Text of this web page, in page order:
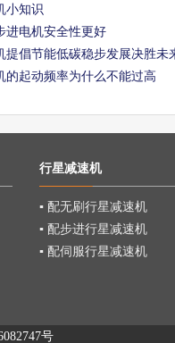
小知识
进电机安全性更好
提倡节能低碳稳步发展决胜未
的起动频率为什么不能过高
行星减速机
▪ 配无刷行星减速机
▪ 配步进行星减速机
▪ 配伺服行星减速机
号